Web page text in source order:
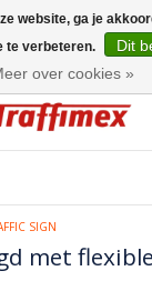
SIGN
met
website, ga je
te verbeteren.
Dit
over cookies »